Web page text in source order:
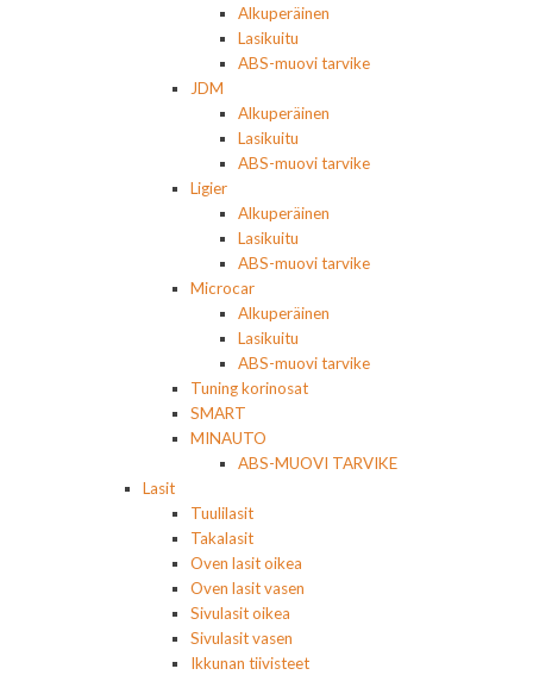
Alkuperäinen
Lasikuitu
ABS-muovi tarvike
JDM
Alkuperäinen
Lasikuitu
ABS-muovi tarvike
Ligier
Alkuperäinen
Lasikuitu
ABS-muovi tarvike
Microcar
Alkuperäinen
Lasikuitu
ABS-muovi tarvike
Tuning korinosat
SMART
MINAUTO
ABS-MUOVI TARVIKE
Lasit
Tuulilasit
Takalasit
Oven lasit oikea
Oven lasit vasen
Sivulasit oikea
Sivulasit vasen
Ikkunan tiivisteet